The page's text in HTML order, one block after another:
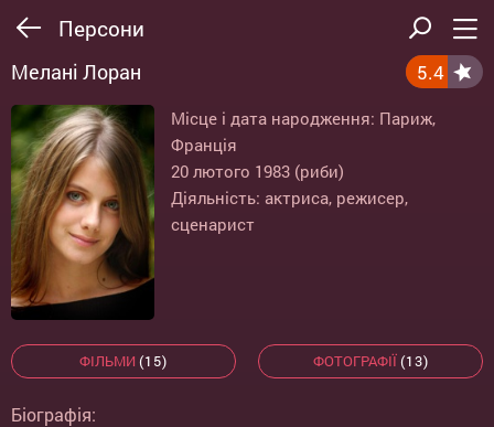
Персони
Мелані Лоран 5.4
Місце і дата народження: Париж,
Франція
20 лютого 1983 (риби)
Діяльність: актриса, режисер,
сценарист
ФІЛЬМИ (15) ФОТОГРАФІЇ(13)
Біографія: